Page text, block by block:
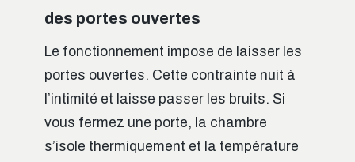
des portes ouvertes
Le fonctionnement impose de laisser les
portes ouvertes. Cette contrainte nuit à
l’intimité et laisse passer les bruits. Si
vous fermez une porte, la chambre
s’isole thermiquement et la température